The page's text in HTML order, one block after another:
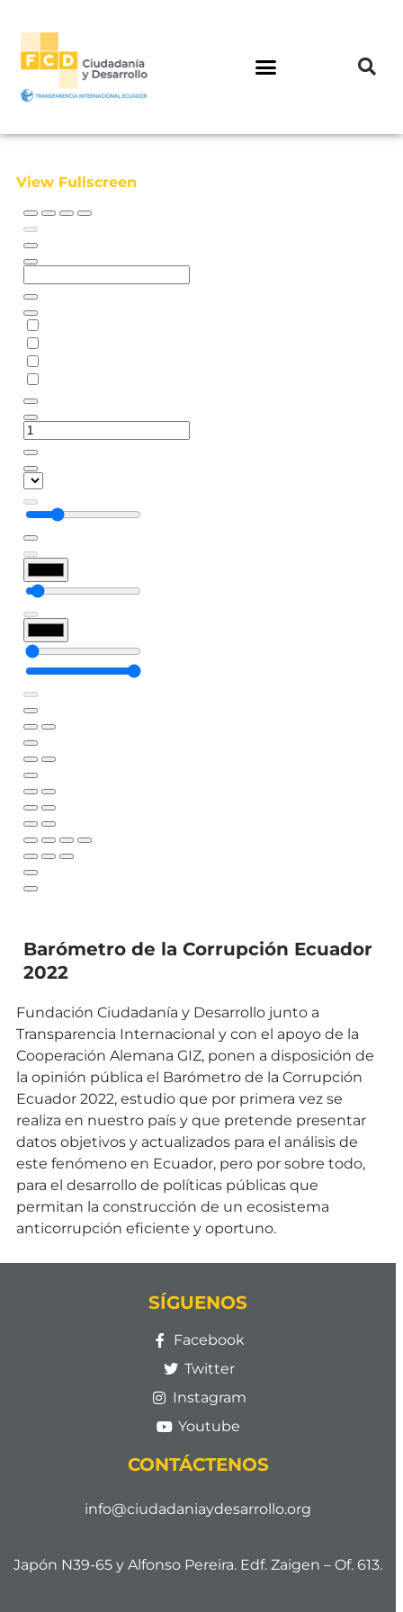
View Fullscreen
Barómetro de la Corrupción Ecuador
2022
Fundación Ciudadanía y Desarrollo junto a
Transparencia Internacional y con el apoyo de la
Cooperación Alemana GIZ, ponen a disposición de
la opinión pública el Barómetro de la Corrupción
Ecuador 2022, estudio que por primera vez se
realiza en nuestro país y que pretende presentar
datos objetivos y actualizados para el análisis de
este fenómeno en Ecuador, pero por sobre todo,
para el desarrollo de políticas públicas que
permitan la construcción de un ecosistema
anticorrupción eficiente y oportuno.
SÍGUENOS
Facebook
Twitter
Instagram
Youtube
CONTÁCTENOS
info@ciudadaniaydesarrollo.org
Japón N39-65 y Alfonso Pereira. Edf. Zaigen – Of. 613.